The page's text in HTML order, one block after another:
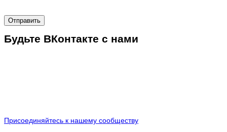
Отправить
Будьте ВКонтакте с нами
Присоединяйтесь к нашему сообществу